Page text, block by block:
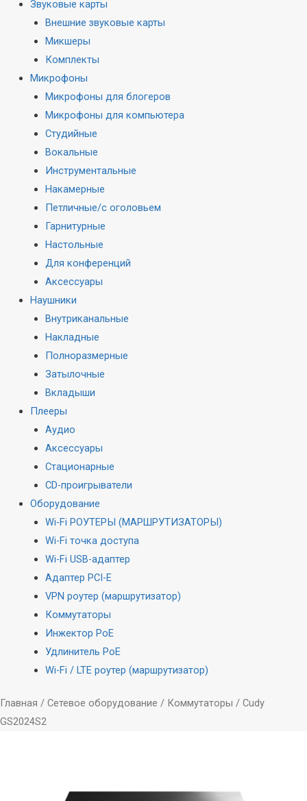
Звуковые карты
Внешние звуковые карты
Микшеры
Комплекты
Микрофоны
Микрофоны для блогеров
Микрофоны для компьютера
Студийные
Вокальные
Инструментальные
Накамерные
Петличные/с оголовьем
Гарнитурные
Настольные
Для конференций
Аксессуары
Наушники
Внутриканальные
Накладные
Полноразмерные
Затылочные
Вкладыши
Плееры
Аудио
Аксессуары
Стационарные
CD-проигрыватели
Оборудование
Wi-Fi РОУТЕРЫ (МАРШРУТИЗАТОРЫ)
Wi-Fi точка доступа
Wi-Fi USB-адаптер
Адаптер PCI-E
VPN роутер (маршрутизатор)
Коммутаторы
Инжектор PoE
Удлинитель PoE
Wi-Fi / LTE роутер (маршрутизатор)
Главная / Сетевое оборудование / Коммутаторы / Cudy
GS2024S2